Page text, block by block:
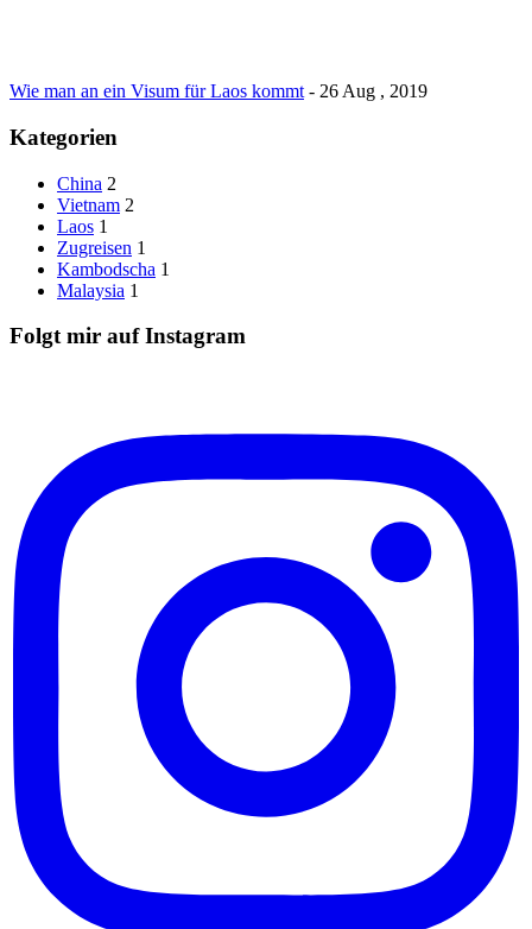
Wie man an ein Visum für Laos kommt - 26 Aug , 2019
Kategorien
China 2
Vietnam 2
Laos 1
Zugreisen 1
Kambodscha 1
Malaysia 1
Folgt mir auf Instagram